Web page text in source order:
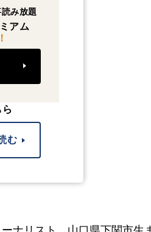
み放題
アム
む